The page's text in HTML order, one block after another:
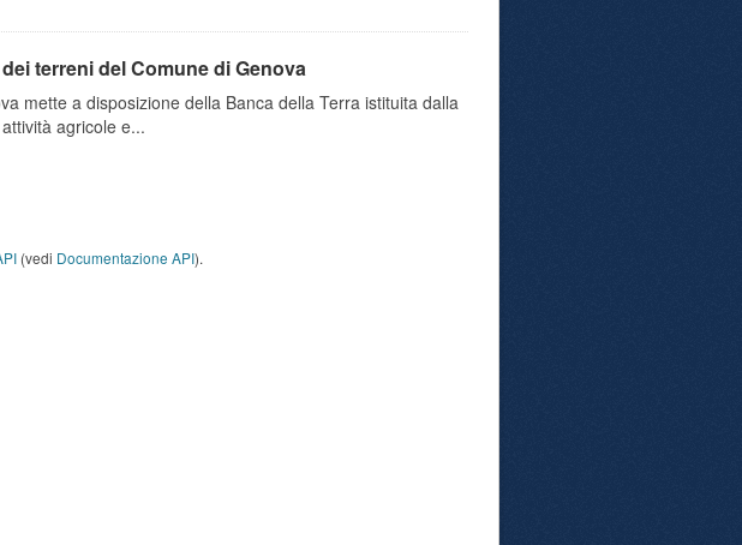
terreni del Comune di Genova
mette a disposizione della Banca della Terra istituita dalla
agricole e...
(vedi Documentazione API).